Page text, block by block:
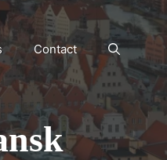
Contact